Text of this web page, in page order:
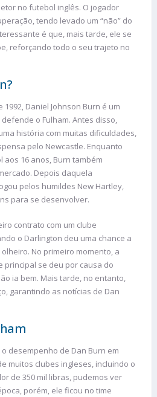
no futebol inglês. O jogador
tendo levado um “não” do
é que, mais tarde, ele se
reforçando todo o seu trajeto no
1992, Daniel Johnson Burn é um
o Fulham. Antes disso,
história com muitas dificuldades,
pelo Newcastle. Enquanto
16 anos, Burn também
Depois daquela
pelos humildes New Hartley,
para se desenvolver.
contrato com um clube
o Darlington deu uma chance a
No primeiro momento, a
principal se deu por causa do
ia bem. Mais tarde, no entanto,
garantindo as notícias de Dan
desempenho de Dan Burn em
muitos clubes ingleses, incluindo o
de 350 mil libras, pudemos ver
porém, ele ficou no time